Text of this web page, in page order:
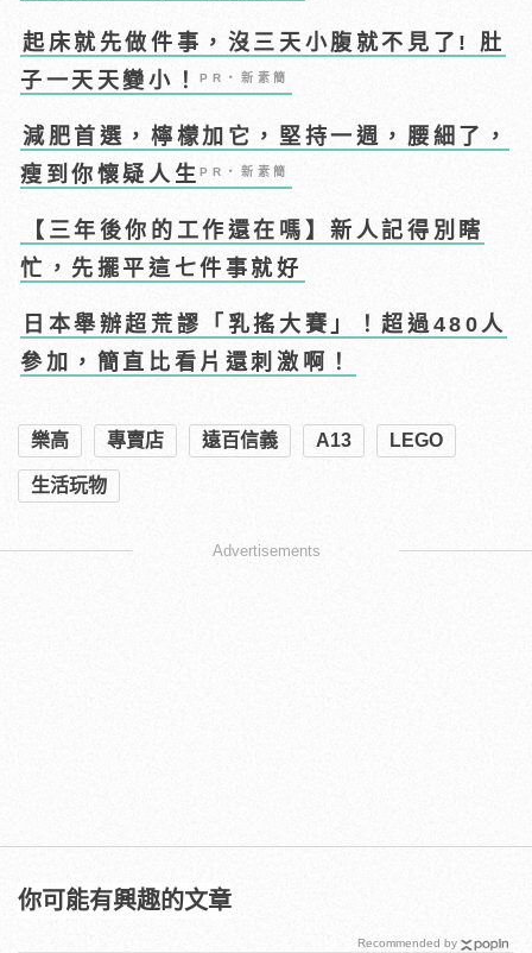
起床就先做件事，沒三天小腹就不見了! 肚
子一天天變小！PR・新素簡
減肥首選，檸檬加它，堅持一週，腰細了，
瘦到你懷疑人生PR・新素簡
【三年後你的工作還在嗎】新人記得別瞎
忙，先擺平這七件事就好
日本舉辦超荒謬「乳搖大賽」！超過480人
參加，簡直比看片還刺激啊！
樂高 專賣店 遠百信義 A13 LEGO
生活玩物
Advertisements
你可能有興趣的文章
Recommended by